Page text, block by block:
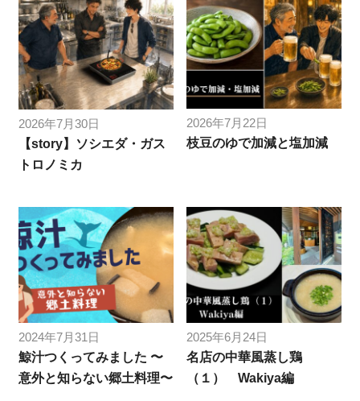
2026年7月30日
【story】ソシエダ・ガス
トロノミカ
2026年7月22日
枝豆のゆで加減と塩加減
2024年7月31日
鯨汁つくってみました 〜
意外と知らない郷土料理〜
2025年6月24日
名店の中華風蒸し鶏
（１） Wakiya編